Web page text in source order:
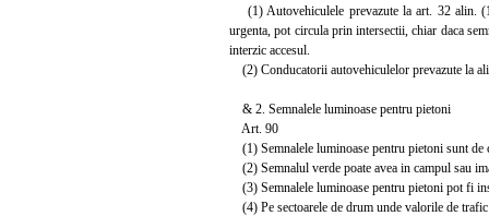
(1) Autovehiculele prevazute la art. 32 alin.
urgenta, pot circula prin intersectii, chiar daca
interzic accesul.
(2) Conducatorii autovehiculelor prevazute la
& 2. Semnalele luminoase pentru pietoni
Art. 90
(1) Semnalele luminoase pentru pietoni sunt de
(2) Semnalul verde poate avea in campul sau
(3) Semnalele luminoase pentru pietoni pot fi
(4) Pe sectoarele de drum unde valorile de